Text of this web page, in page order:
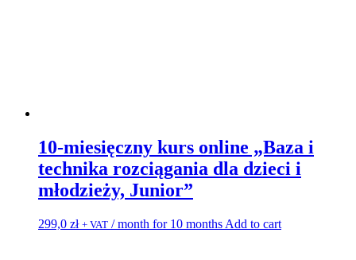
10-miesięczny kurs online „Baza i
technika rozciągania dla dzieci i
młodzieży, Junior”
299,0 zł + VAT / month for 10 months Add to cart